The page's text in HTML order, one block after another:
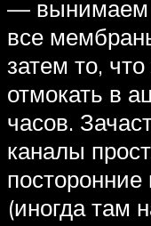
— вынимаем
все
затем то,
отмокать в
часов.
каналы
(иногда там